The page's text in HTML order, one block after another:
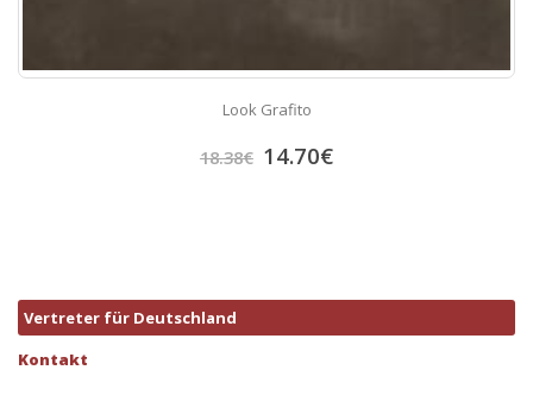
Look Grafito
18.38€ 14.70€
Vertreter für Deutschland
Kontakt